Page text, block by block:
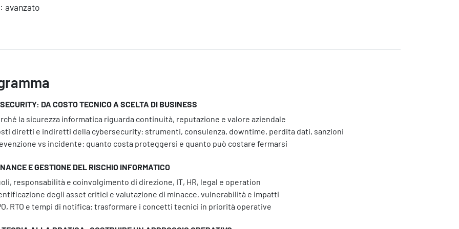
Servizi Eventi
avanzato
DA COSTO TECNICO A SCELTA DI BUSINESS
la sicurezza informatica riguarda continuità, reputazione e valore aziendale
diretti e indiretti della cybersecurity: strumenti, consulenza, downtime, perdita dati, sanzioni
vs incidente: quanto costa proteggersi e quanto può costare fermarsi
E GESTIONE DEL RISCHIO INFORMATICO
responsabilità e coinvolgimento di direzione, IT, HR, legal e operation
degli asset critici e valutazione di minacce, vulnerabilità e impatti
RTO e tempi di notifica: trasformare i concetti tecnici in priorità operative